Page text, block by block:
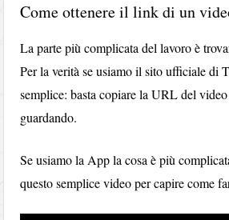
Come ottenere il link di un
La parte più complicata del lavoro è
Per la verità se usiamo il sito ufficiale di
semplice: basta copiare la URL del
guardando.
Se usiamo la App la cosa è più
questo semplice video per capire come